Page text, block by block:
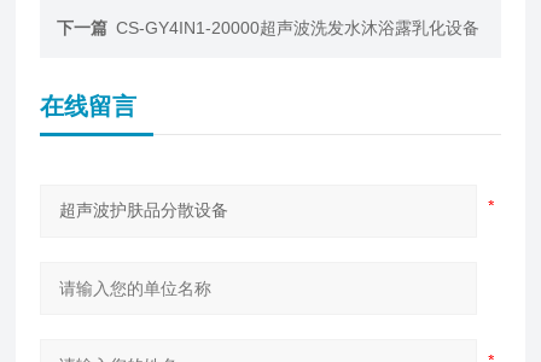
下一篇 CS-GY4IN1-20000超声波洗发水沐浴露乳化设备
在线留言